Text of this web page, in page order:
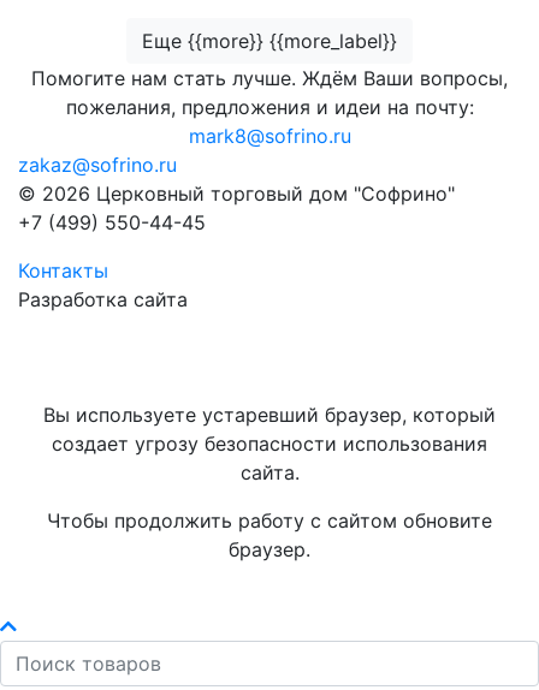
Еще {{more}} {{more_label}}
Помогите нам стать лучше. Ждём Ваши вопросы,
пожелания, предложения и идеи на почту:
mark8@sofrino.ru
zakaz@sofrino.ru
© 2026 Церковный торговый дом "Софрино"
+7 (499) 550-44-45
Контакты
Разработка сайта
Вы используете устаревший браузер, который
создает угрозу безопасности использования
сайта.
Чтобы продолжить работу с сайтом обновите
браузер.